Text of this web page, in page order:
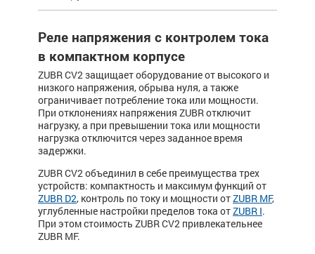
Реле напряжения с контролем тока
в компактном корпусе
ZUBR CV2 защищает оборудование от высокого и
низкого напряжения, обрыва нуля, а также
ограничивает потребление тока или мощности.
При отклонениях напряжения ZUBR отключит
нагрузку, а при превышении тока или мощности
нагрузка отключится через заданное время
задержки.
ZUBR CV2 объединил в себе преимущества трех
устройств: компактность и максимум функций от
ZUBR D2, контроль по току и мощности отZUBR MF,
углубленные настройки пределов тока отZUBR I.
При этом стоимость ZUBR CV2 привлекательнее
ZUBR MF.